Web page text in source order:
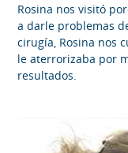
Rosina nos visitó
a darle problemas
cirugía, Rosina nos
le aterrorizaba por
resultados.